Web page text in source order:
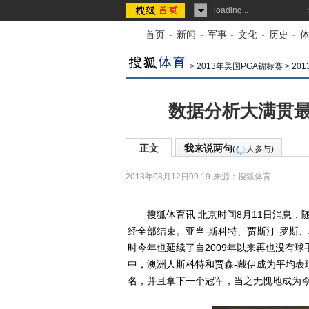
loading...
首页 - 新闻 - 军事 - 文化 - 历史 -
> 2013年美国PGA锦标赛 >
数据分析大满贯
正文 我来说两句( 人参与)
2013年08月12日09:19 来源： 搜狐体育
搜狐体育讯 北京时间8月11日消息，随
经全部结束。亚当-斯科特、贾斯汀-罗斯
时今年也延续了自2009年以来再也没有
中，澳洲人斯科特和贾森-戴伊成为平均
名，并且拿下一个冠军，当之无愧地成为